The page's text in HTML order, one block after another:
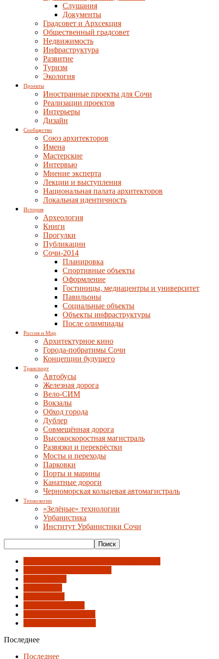
Слушания
Документы
Градсовет и Архсекция
Общественный градсовет
Недвижимость
Инфраструктура
Развитие
Туризм
Экология
Проекты
Иностранные проекты для Сочи
Реализации проектов
Интерьеры
Дизайн
Сообщество
Союз архитекторов
Имена
Мастерские
Интервью
Мнение эксперта
Лекции и выступления
Национальная палата архитекторов
Локальная идентичность
История
Археология
Книги
Прогулки
Публикации
Сочи-2014
Планировка
Спортивные объекты
Оформление
Гостиницы, медиацентры и университет
Павильоны
Социальные объекты
Объекты инфраструктуры
После олимпиады
Россия и Мир
Архитектурное кино
Города-побратимы Сочи
Концепции будущего
Транспорт
Автобусы
Железная дорога
Вело-СИМ
Вокзалы
Обход города
Дублер
Совмещённая дорога
Высокоскоростная магистраль
Развязки и перекрёстки
Мосты и переходы
Парковки
Порты и марины
Канатные дороги
Черноморская кольцевая автомагистраль
Технологии
«Зелёные» технологии
Урбанистика
Институт Урбанистики Сочи
Последнее
Последнее